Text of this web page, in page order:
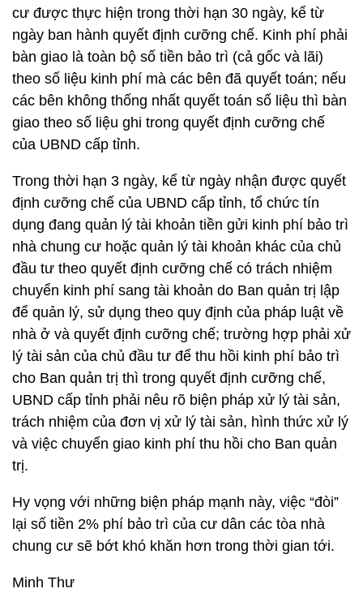
cư được thực hiện trong thời hạn 30 ngày, kể từ
ngày ban hành quyết định cưỡng chế. Kinh phí phải
bàn giao là toàn bộ số tiền bảo trì (cả gốc và lãi)
theo số liệu kinh phí mà các bên đã quyết toán; nếu
các bên không thống nhất quyết toán số liệu thì bàn
giao theo số liệu ghi trong quyết định cưỡng chế
của UBND cấp tỉnh.
Trong thời hạn 3 ngày, kể từ ngày nhận được quyết
định cưỡng chế của UBND cấp tỉnh, tổ chức tín
dụng đang quản lý tài khoản tiền gửi kinh phí bảo trì
nhà chung cư hoặc quản lý tài khoản khác của chủ
đầu tư theo quyết định cưỡng chế có trách nhiệm
chuyển kinh phí sang tài khoản do Ban quản trị lập
để quản lý, sử dụng theo quy định của pháp luật về
nhà ở và quyết định cưỡng chế; trường hợp phải xử
lý tài sản của chủ đầu tư để thu hồi kinh phí bảo trì
cho Ban quản trị thì trong quyết định cưỡng chế,
UBND cấp tỉnh phải nêu rõ biện pháp xử lý tài sản,
trách nhiệm của đơn vị xử lý tài sản, hình thức xử lý
và việc chuyển giao kinh phí thu hồi cho Ban quản
trị.
Hy vọng với những biện pháp mạnh này, việc “đòi”
lại số tiền 2% phí bảo trì của cư dân các tòa nhà
chung cư sẽ bớt khó khăn hơn trong thời gian tới.
Minh Thư